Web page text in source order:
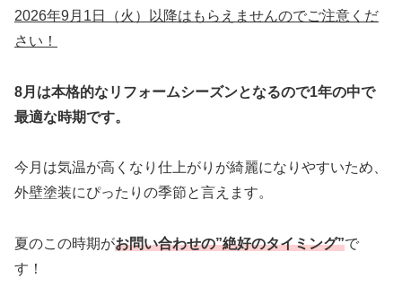
2026年9月1日（火）以降はもらえませんのでご注意くだ
さい！
8月は本格的なリフォームシーズンとなるので1年の中で
最適な時期です。
今月は気温が高くなり仕上がりが綺麗になりやすいため、
外壁塗装にぴったりの季節と言えます。
夏のこの時期がお問い合わせの”絶好のタイミング”で
す！